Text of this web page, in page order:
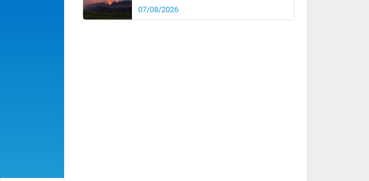
07/08/2026